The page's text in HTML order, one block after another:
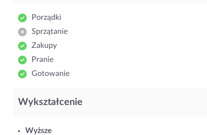
Porządki
Sprzątanie
Zakupy
Pranie
Gotowanie
Wykształcenie
Wyższe